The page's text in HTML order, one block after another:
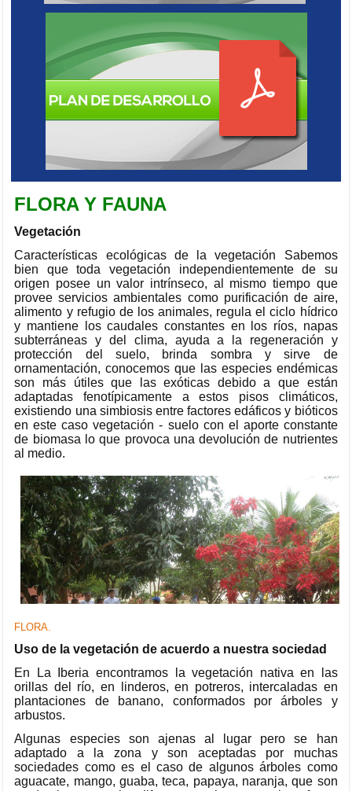
FLORA Y FAUNA
Vegetación
Características ecológicas de la vegetación Sabemos
bien que toda vegetación independientemente de su
origen posee un valor intrínseco, al mismo tiempo que
provee servicios ambientales como purificación de aire,
alimento y refugio de los animales, regula el ciclo hídrico
y mantiene los caudales constantes en los ríos, napas
subterráneas y del clima, ayuda a la regeneración y
protección del suelo, brinda sombra y sirve de
ornamentación, conocemos que las especies endémicas
son más útiles que las exóticas debido a que están
adaptadas fenotípicamente a estos pisos climáticos,
existiendo una simbiosis entre factores edáficos y bióticos
en este caso vegetación - suelo con el aporte constante
de biomasa lo que provoca una devolución de nutrientes
al medio.
FLORA.
Uso de la vegetación de acuerdo a nuestra sociedad
En La Iberia encontramos la vegetación nativa en las
orillas del río, en linderos, en potreros, intercaladas en
plantaciones de banano, conformados por árboles y
arbustos.
Algunas especies son ajenas al lugar pero se han
adaptado a la zona y son aceptadas por muchas
sociedades como es el caso de algunos árboles como
aguacate, mango, guaba, teca, papaya, naranja, que son